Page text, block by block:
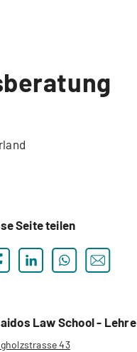
Seite teilen
Law School - Lehre
43